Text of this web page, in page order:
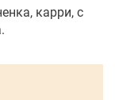
карри, с